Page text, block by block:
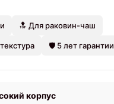
🔝 Для раковин-чаш
🛡️ 5 лет гарантии
корпус